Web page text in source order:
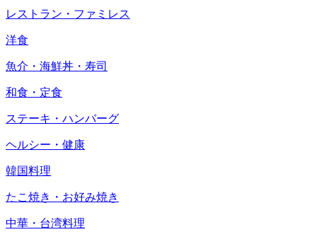
レストラン・ファミレス
洋食
魚介・海鮮丼・寿司
和食・定食
ステーキ・ハンバーグ
ヘルシー・健康
韓国料理
たこ焼き・お好み焼き
中華・台湾料理